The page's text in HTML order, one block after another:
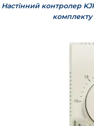
Настінний контролер
комплекту